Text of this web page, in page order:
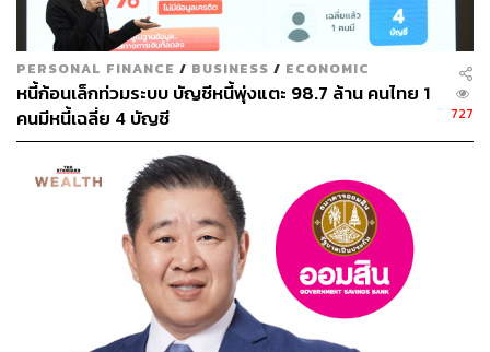
THE STANDARD WEALTH
สำนักข่าวเศรษฐกิจ ธุรกิจ และการลงทุน โดย
ทีมข่าว THE STANDARD
PERSONAL FINANCE / BUSINESS / ECONOMIC
หนี้ก้อนเล็กท่วมระบบ บัญชีหนี้พุ่งแตะ 98.7 ล้าน คนไทย 1
คนมีหนี้เฉลี่ย 4 บัญชี
727